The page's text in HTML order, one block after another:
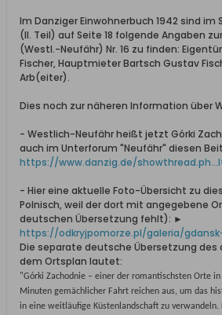
Im Danziger Einwohnerbuch 1942 sind
(II. Teil) auf Seite 18 folgende Angaben
(Westl.-Neufähr) Nr. 16 zu finden:
Fischer, Hauptmieter Bartsch Gustav
Arb(eiter).
Dies noch zur näheren Information über
- Westlich-Neufähr heißt jetzt Górki
auch im Unterforum "Neufähr" diesen
https://www.danzig.de/
- Hier eine aktuelle Foto-Übersicht zu
Polnisch, weil der dort mit angegebene
deutschen Übersetzung fehlt): ►
https://odkryjpomorze.pl/galeria/
Die separate deutsche Übersetzung des
dem Ortsplan lautet:
"Górki Zachodnie – einer der romantischsten Orte
Minuten gemächlicher Fahrt reichen aus, um das
in eine weitläufige Küstenlandschaft zu verwandeln.